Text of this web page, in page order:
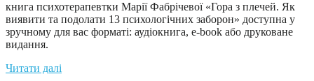
книга психотерапевтки Марії Фабрічевої «Гора з плечей. Як
виявити та подолати 13 психологічних заборон» доступна у
зручному для вас форматі: аудіокнига, e-book або друковане
видання.
Читати далі